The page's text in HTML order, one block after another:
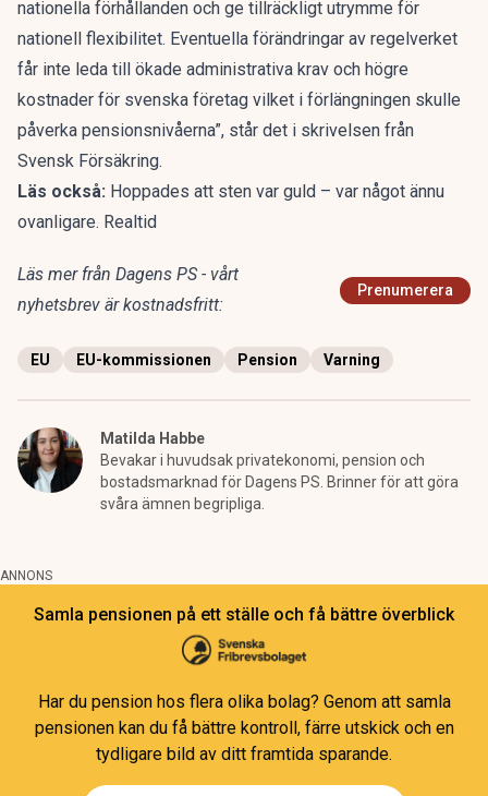
nationella förhållanden och ge tillräckligt utrymme för
nationell flexibilitet. Eventuella förändringar av regelverket
får inte leda till ökade administrativa krav och högre
kostnader för svenska företag vilket i förlängningen skulle
påverka pensionsnivåerna”, står det i skrivelsen från
Svensk Försäkring.
Läs också: Hoppades att sten var guld – var något ännu
ovanligare. Realtid
Läs mer från Dagens PS - vårt
nyhetsbrev är kostnadsfritt:
Prenumerera
EU EU-kommissionen Pension Varning
Matilda Habbe
Bevakar i huvudsak privatekonomi, pension och
bostadsmarknad för Dagens PS. Brinner för att göra
svåra ämnen begripliga.
ANNONS
Samla pensionen på ett ställe och få bättre överblick
Har du pension hos flera olika bolag? Genom att samla
pensionen kan du få bättre kontroll, färre utskick och en
tydligare bild av ditt framtida sparande.